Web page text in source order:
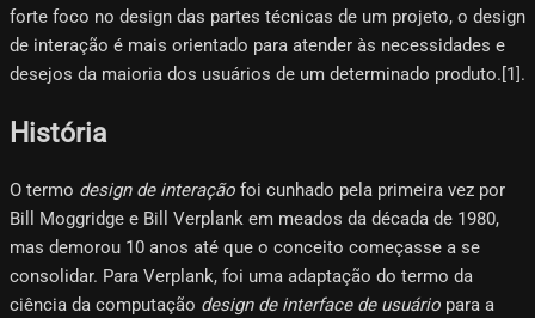
forte foco no design das partes técnicas de um projeto, o design
de interação é mais orientado para atender às necessidades e
desejos da maioria dos usuários de um determinado produto.[1]​.
História
O termo design de interação foi cunhado pela primeira vez por
Bill Moggridge e Bill Verplank em meados da década de 1980,
mas demorou 10 anos até que o conceito começasse a se
consolidar. Para Verplank, foi uma adaptação do termo da
ciência da computação design de interface de usuário para a